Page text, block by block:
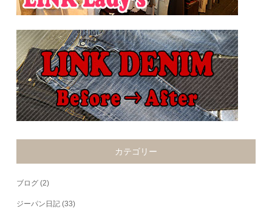
カテゴリー
ブログ (2)
ジーパン日記 (33)